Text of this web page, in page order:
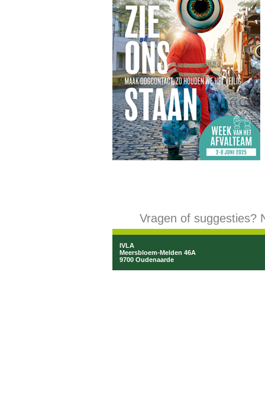
Vragen of suggesties?
IVLA
Meersbloem-Melden 46A
9700 Oudenaarde